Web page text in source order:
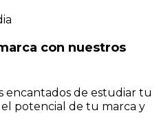
con nuestros
encantados de estudiar tu
potencial de tu marca y